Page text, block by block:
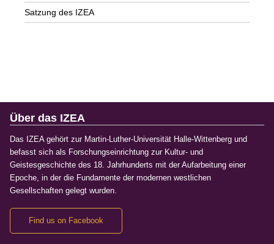
Satzung des IZEA
Über das IZEA
Das IZEA gehört zur Martin-Luther-Universität Halle-Wittenberg und
befasst sich als Forschungseinrichtung zur Kultur- und
Geistesgeschichte des 18. Jahrhunderts mit der Aufarbeitung einer
Epoche, in der die Fundamente der modernen westlichen
Gesellschaften gelegt wurden.
Find us on Facebook